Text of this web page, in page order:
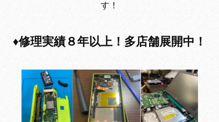
す！
♦修理実績８年以上！多店舗展開中！